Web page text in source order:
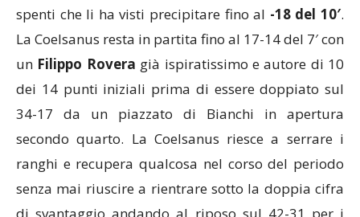
spenti che li ha visti precipitare fino al -18 del 10′.
La Coelsanus resta in partita fino al 17-14 del 7′ con
un Filippo Rovera già ispiratissimo e autore di 10
dei 14 punti iniziali prima di essere doppiato sul
34-17 da un piazzato di Bianchi in apertura
secondo quarto. La Coelsanus riesce a serrare i
ranghi e recupera qualcosa nel corso del periodo
senza mai riuscire a rientrare sotto la doppia cifra